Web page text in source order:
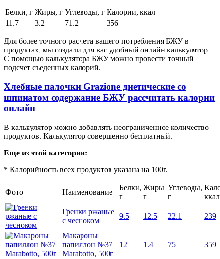
Белки, г Жиры, г Углеводы, г Калории, ккал
11.7
3.2 71.2 356
Для более точного расчета вашего потребления БЖУ в
продуктах, мы создали для вас удобный онлайн калькулятор.
С помощью калькулятора БЖУ можно провести точный
подсчет съеденных калорий.
Хлебные палочки Grazione диетические со
шпинатом содержание БЖУ рассчитать калории
онлайн
В калькулятор можно добавлять неограниченное количество
продуктов. Калькулятор совершенно бесплатный.
Еще из этой категории:
* Калорийность всех продуктов указана на 100г.
Фото Наименование
Белки,
г
Жиры,
г
Углеводы,
г
ккал
Гренки ржаные
с чесноком
9.5 12.5 22.1 239
Макароны
папиллон №37
Marabotto, 500г
12 1.4 75 359